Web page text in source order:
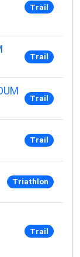
Trail
Trail
Trail
Trail
Triathlon
Trail